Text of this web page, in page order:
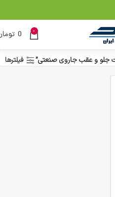
0
0
و عقب جاروی صنعتی” فیلترها